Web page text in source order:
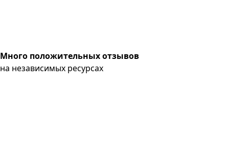
Много положительных отзывов
на независимых ресурсах